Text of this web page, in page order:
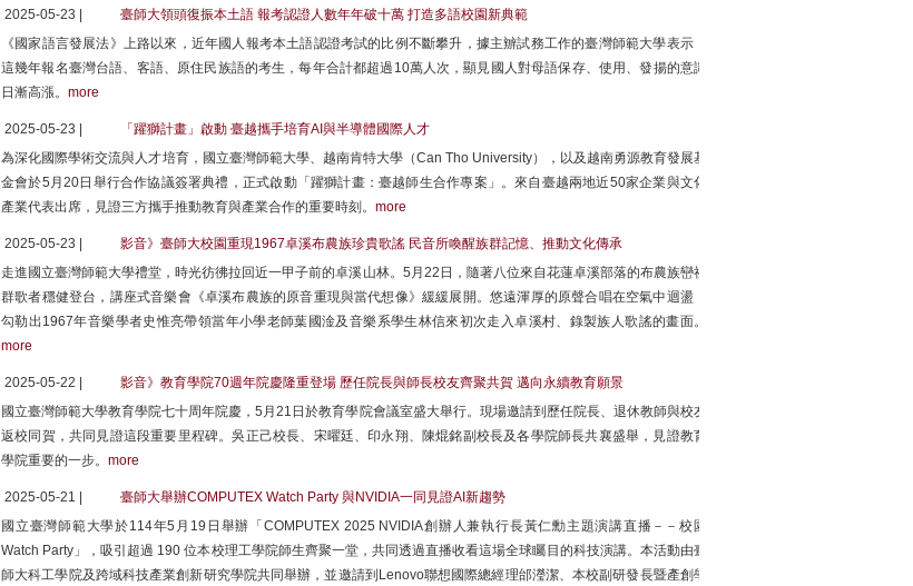
2025-05-23 |
臺師大領頭復振本土語 報考認證人數年年破十萬 打造多語校園新典範
《國家語言發展法》上路以來，近年國人報考本土語認證考試的比例不斷攀升，據主辧試務工作的臺灣師範大學表示，
這幾年報名臺灣台語、客語、原住民族語的考生，每年合計都超過10萬人次，顯見國人對母語保存、使用、發揚的意識
日漸高漲。 more
2025-05-23 |
「躍獅計畫」啟動 臺越攜手培育AI與半導體國際人才
為深化國際學術交流與人才培育，國立臺灣師範大學、越南肯特大學（Can Tho University），以及越南勇源教育發展基
金會於5月20日舉行合作協議簽署典禮，正式啟動「躍獅計畫：臺越師生合作專案」。來自臺越兩地近50家企業與文化
產業代表出席，見證三方攜手推動教育與產業合作的重要時刻。 more
2025-05-23 |
影音》臺師大校園重現1967卓溪布農族珍貴歌謠 民音所喚醒族群記憶、推動文化傳承
走進國立臺灣師範大學禮堂，時光彷彿拉回近一甲子前的卓溪山林。5月22日，隨著八位來自花蓮卓溪部落的布農族巒社
群歌者穩健登台，講座式音樂會《卓溪布農族的原音重現與當代想像》緩緩展開。悠遠渾厚的原聲合唱在空氣中迴盪，
勾勒出1967年音樂學者史惟亮帶領當年小學老師葉國淦及音樂系學生林信來初次走入卓溪村、錄製族人歌謠的畫面。
more
2025-05-22 |
影音》教育學院70週年院慶隆重登場 歷任院長與師長校友齊聚共賀 邁向永續教育願景
國立臺灣師範大學教育學院七十周年院慶，5月21日於教育學院會議室盛大舉行。現場邀請到歷任院長、退休教師與校友
返校同賀，共同見證這段重要里程碑。吳正己校長、宋曜廷、印永翔、陳焜銘副校長及各學院師長共襄盛舉，見證教育
學院重要的一步。 more
2025-05-21 |
臺師大舉辦COMPUTEX Watch Party 與NVIDIA一同見證AI新趨勢
國立臺灣師範大學於114年5月19日舉辦「COMPUTEX 2025 NVIDIA創辦人兼執行長黃仁勳主題演講直播－－校園
Watch Party」，吸引超過 190 位本校理工學院師生齊聚一堂，共同透過直播收看這場全球矚目的科技演講。本活動由臺
師大科工學院及跨域科技產業創新研究學院共同舉辦，並邀請到Lenovo聯想國際總經理邰瀅潔、本校副研發長暨產創學